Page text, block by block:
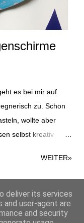
aus. Es gab
es bei mir auf
zu. Schon
wollte aber
selbst kreativ
Kleber. Zuallererst
beiden Seiten
dem Trocknen
WEITER»
deliver its services
and user-agent are
and security